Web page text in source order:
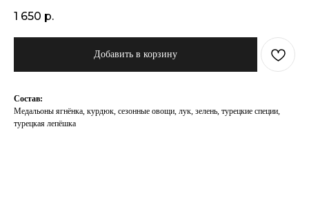
1 650 р.
Добавить в корзину
Состав:
Медальоны ягнёнка, курдюк, сезонные овощи, лук, зелень, турецкие специи,
турецкая лепёшка